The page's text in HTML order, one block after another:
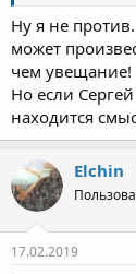
Ну я не
может
чем увещание!
Но если
находится
Elchin
17.02.2019